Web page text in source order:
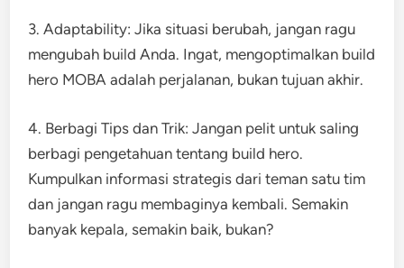
3. Adaptability: Jika situasi berubah, jangan ragu
mengubah build Anda. Ingat, mengoptimalkan build
hero MOBA adalah perjalanan, bukan tujuan akhir.
4. Berbagi Tips dan Trik: Jangan pelit untuk saling
berbagi pengetahuan tentang build hero.
Kumpulkan informasi strategis dari teman satu tim
dan jangan ragu membaginya kembali. Semakin
banyak kepala, semakin baik, bukan?